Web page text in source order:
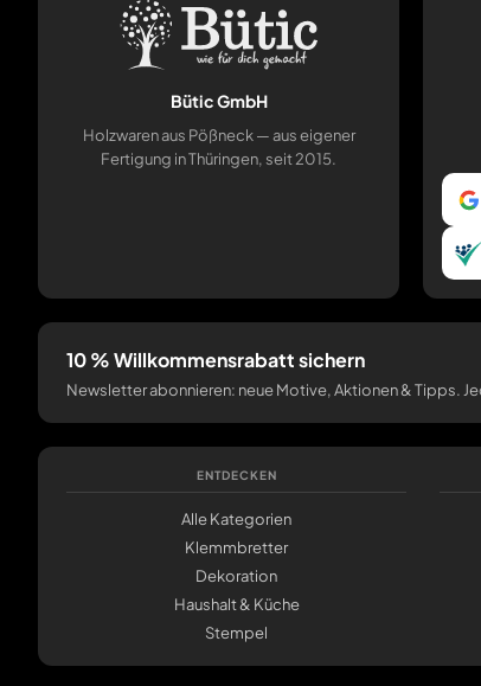
Bütic GmbH
Holzwaren aus Pößneck — aus eigener
Fertigung in Thüringen, seit 2015.
10 % Willkommensrabatt sichern
Newsletter abonnieren: neue Motive, Aktionen & Tipps.
ENTDECKEN
Alle Kategorien
Klemmbretter
Dekoration
Haushalt & Küche
Stempel